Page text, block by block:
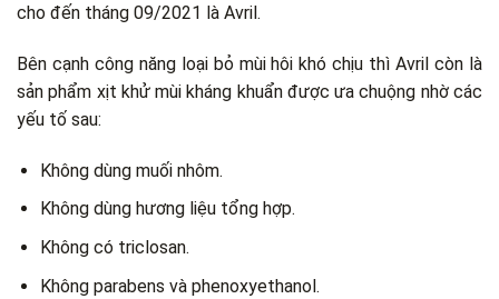
cho đến tháng 09/2021 là Avril.
Bên cạnh công năng loại bỏ mùi hôi khó chịu thì Avril còn là
sản phẩm xịt khử mùi kháng khuẩn được ưa chuộng nhờ các
yếu tố sau:
Không dùng muối nhôm.
Không dùng hương liệu tổng hợp.
Không có triclosan.
Không parabens và phenoxyethanol.